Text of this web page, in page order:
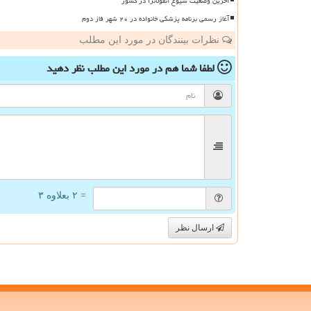
آغاز رسمی برنامه پزشکی خانواده در ۲۰ شهر فاز دوم
نظرات بینندگان در مورد این مطلب
لطفا شما همدر مورد این مطلبنظر دهید
= ۲ بعلاوه ۳
ارسال نظر